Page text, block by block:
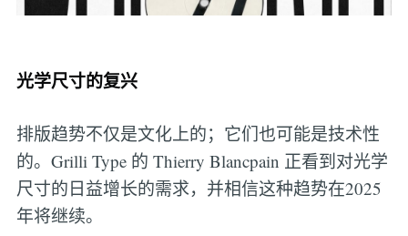
光学尺寸的复兴
排版趋势不仅是文化上的；它们也可能是技术性
的。Grilli Type 的 Thierry Blancpain 正看到对光学
尺寸的日益增长的需求，并相信这种趋势在2025
年将继续。